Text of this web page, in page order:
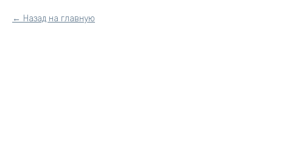
Назад на главную